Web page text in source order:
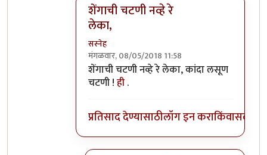
शेंगाची चटणी नव्हे रे
लेका,
सस्नेह
मंगळवार, 08/05/2018 11:58
In reply toराईट्ट, जयशंकर हाटेल, लांबोटी
शेंगाची चटणी नव्हे रे लेका, कांदा लसूण
चटणी !ही.
प्रतिसाद देण्यासाठीलॉग इन कराकिंवासदस्य